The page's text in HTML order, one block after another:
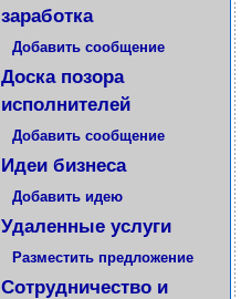
заработка
Добавить сообщение
Доска позора
исполнителей
Добавить сообщение
Идеи бизнеса
Добавить идею
Удаленные услуги
Разместить предложение
Сотрудничество и